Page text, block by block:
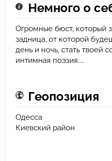
Немного о
Огромные бюст, который
задница, от которой
день и ночь, стать твоей
интимная поэзия....
Геопозиция
Одесса
Киевский район